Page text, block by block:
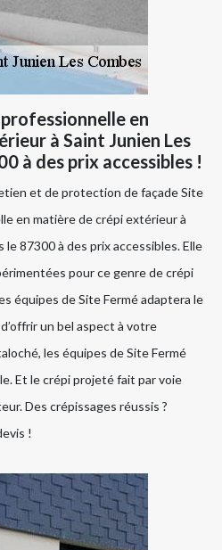
en
à Saint Junien Les
à des prix accessibles !
et de protection de façade Site
en matière de crépi extérieur à
le 87300 à des prix accessibles. Elle
pour ce genre de crépi
équipes de Site Fermé adaptera le
un bel aspect à votre
les équipes de Site Fermé
Et le crépi projeté fait par voie
Des crépissages réussis ?
!